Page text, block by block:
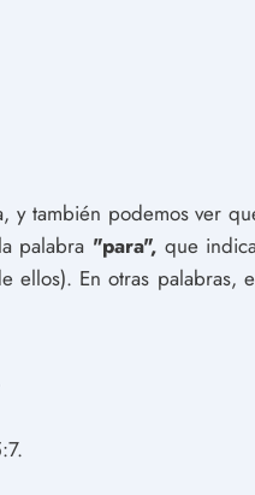
y también podemos ver
palabra "para", que
ellos). En otras